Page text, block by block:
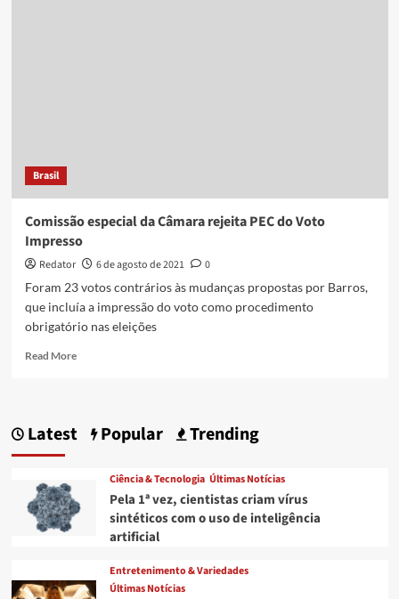
Brasil
Comissão especial da Câmara rejeita PEC do Voto
Impresso
Redator 6 de agosto de 2021
0
Foram 23 votos contrários às mudanças propostas por Barros,
que incluía a impressão do voto como procedimento
obrigatório nas eleições
Read MoreRead
da
do
Impresso
Latest Popular Trending
Ciência & Tecnologia Últimas Notícias
Pela 1ª vez, cientistas criam vírus
sintéticos com o uso de inteligência
artificial
Entretenimento & Variedades
Últimas Notícias